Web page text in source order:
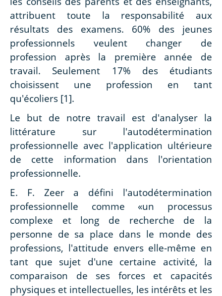
attribuent toute la responsabilité aux
résultats des examens. 60% des jeunes
professionnels veulent changer de
profession après la première année de
travail. Seulement 17% des étudiants
choisissent une profession en tant
qu'écoliers [1].
Le but de notre travail est d'analyser la
littérature sur l'autodétermination
professionnelle avec l'application ultérieure
de cette information dans l'orientation
professionnelle.
E. F. Zeer a défini l'autodétermination
professionnelle comme «un processus
complexe et long de recherche de la
personne de sa place dans le monde des
professions, l'attitude envers elle-même en
tant que sujet d'une certaine activité, la
comparaison de ses forces et capacités
physiques et intellectuelles, les intérêts et les